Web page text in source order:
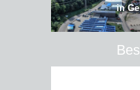
in